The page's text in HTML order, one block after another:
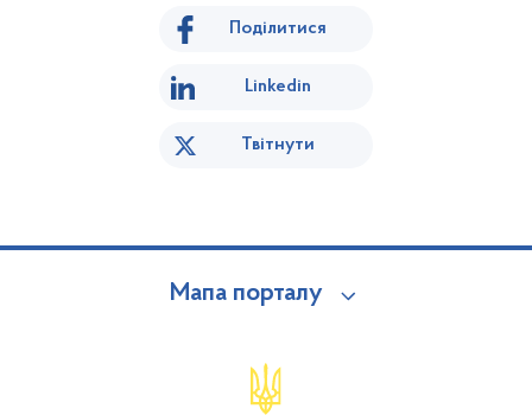
Поділитися
Linkedin
Твітнути
Мапа порталу